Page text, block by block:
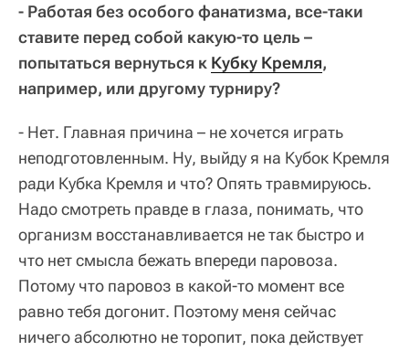
- Работая без особого фанатизма, все-таки
ставите перед собой какую-то цель –
попытаться вернуться к Кубку Кремля,
например, или другому турниру?
- Нет. Главная причина – не хочется играть
неподготовленным. Ну, выйду я на Кубок Кремля
ради Кубка Кремля и что? Опять травмируюсь.
Надо смотреть правде в глаза, понимать, что
организм восстанавливается не так быстро и
что нет смысла бежать впереди паровоза.
Потому что паровоз в какой-то момент все
равно тебя догонит. Поэтому меня сейчас
ничего абсолютно не торопит, пока действует